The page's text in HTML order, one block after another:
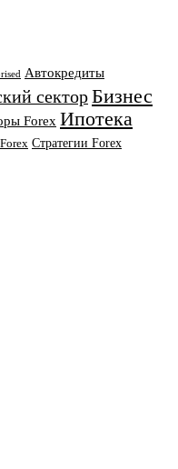
Автокредиты
секторБизнес
Forex Ипотека
Стратегии Forex